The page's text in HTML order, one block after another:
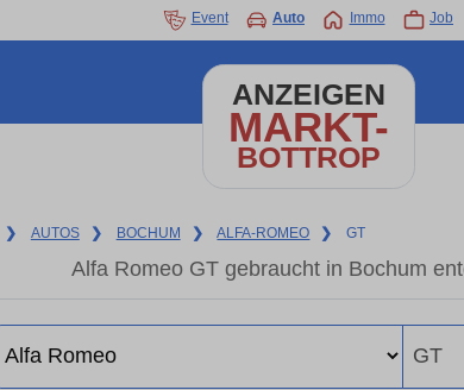
Event Auto Immo Job
ANZEIGEN
MARKT-
BOTTROP
❯ AUTOS ❯ BOCHUM ❯ ALFA-ROMEO ❯ GT
Alfa Romeo GT gebraucht in Bochum